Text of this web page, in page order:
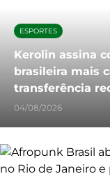
ESPORTES
Kerolin assina
brasileira mais
transferência
04/08/2026